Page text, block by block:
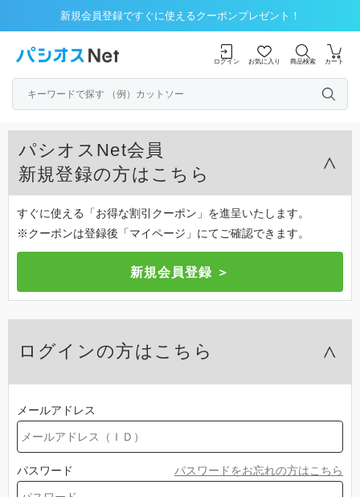
新規会員登録ですぐに使えるクーポンプレゼント！
ログイン お気に入り 商品検索 カート
パシオスNet会員
新規登録の方はこちら
すぐに使える「お得な割引クーポン」を進呈いたします。
※クーポンは登録後「マイページ」にてご確認できます。
ログインの方はこちら
メールアドレス
パスワード パスワードをお忘れの方はこちら